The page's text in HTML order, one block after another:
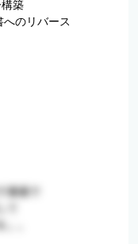
築
のリバース